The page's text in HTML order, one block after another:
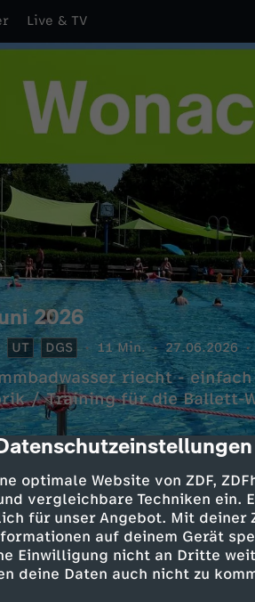
description
optimale Website von ZDF,
vergleichbare Techniken ein.
für unser Angebot. Mit deiner
auf deinem Gerät
Einwilligung nicht an Dritte
deine Daten auch nicht zu
Live & TV
2026
UT DGS 11 Min. 27.06.2026
riecht -
/ Training für die Ballett-